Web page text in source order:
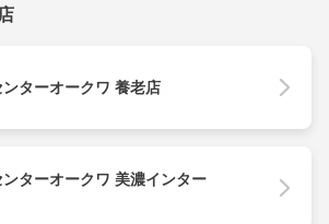
ターオークワ 養老店
ターオークワ 美濃インター